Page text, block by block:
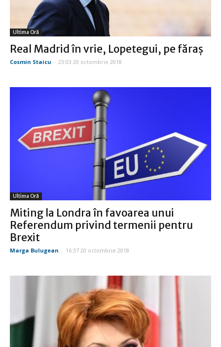
Ultima Oră
Real Madrid în vrie, Lopetegui, pe făraş
Cosmin Staicu - 23:03 20 octombrie 2018
Ultima Oră
Miting la Londra în favoarea unui
Referendum privind termenii pentru
Brexit
Marga Bulugean - 16:37 20 octombrie 2018